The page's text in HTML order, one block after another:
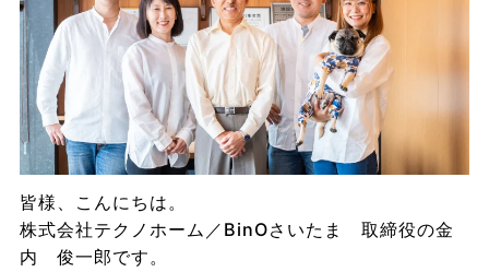
皆様、こんにちは。
株式会社テクノホーム／BinOさいたま 取締役の金
内 俊一郎です。